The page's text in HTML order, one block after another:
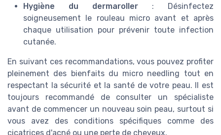
Hygiène du dermaroller : Désinfectez
soigneusement le rouleau micro avant et après
chaque utilisation pour prévenir toute infection
cutanée.
En suivant ces recommandations, vous pouvez profiter
pleinement des bienfaits du micro needling tout en
respectant la sécurité et la santé de votre peau. Il est
toujours recommandé de consulter un spécialiste
avant de commencer un nouveau soin peau, surtout si
vous avez des conditions spécifiques comme des
cicatrices d'acné ou une perte de cheveux.